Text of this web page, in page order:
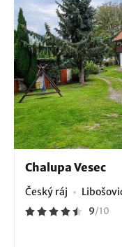
Chalupa Vesec
Český ráj
9/10